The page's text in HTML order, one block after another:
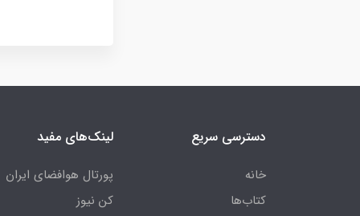
دسترسی سریع
خانه
کتاب‌ها
لینک‌های مفید
پورتال هوافضای ایران
کن نیوز